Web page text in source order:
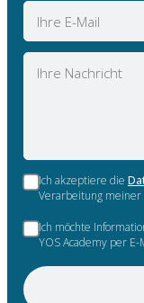
E-
Mail
Nachricht
Ich akzeptiere die
Verarbeitung meiner
Ich möchte
YOS Academy per